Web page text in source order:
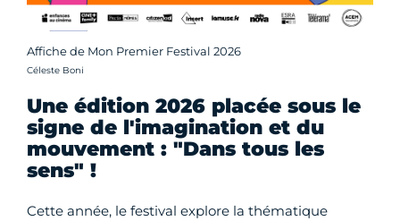
Affiche de Mon Premier Festival 2026
Crédit photo :
Céleste Boni
Une édition 2026 placée sous le
signe de l'imagination et du
mouvement : "Dans tous les
sens" !
Cette année, le festival explore la thématique